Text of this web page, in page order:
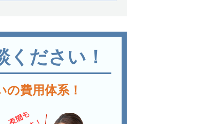
ください！
の費用体系！